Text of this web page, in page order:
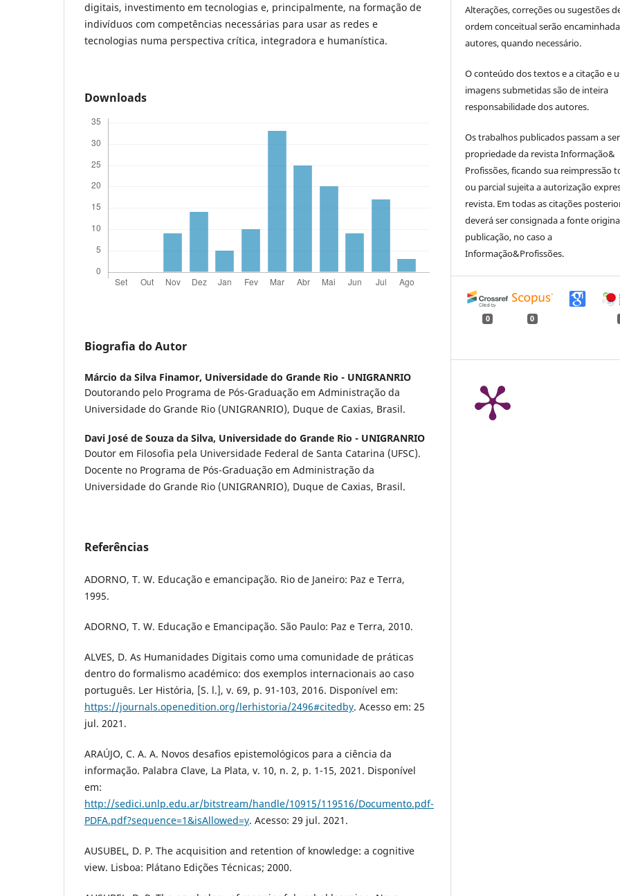
digitais, investimento em tecnologias e, principalmente, na formação de
indivíduos com competências necessárias para usar as redes e
tecnologias numa perspectiva crítica, integradora e humanística.
Downloads
Biografia do Autor
Márcio da Silva Finamor, Universidade do Grande Rio - UNIGRANRIO
Doutorando pelo Programa de Pós-Graduação em Administração da
Universidade do Grande Rio (UNIGRANRIO), Duque de Caxias, Brasil.
Davi José de Souza da Silva, Universidade do Grande Rio - UNIGRANRIO
Doutor em Filosofia pela Universidade Federal de Santa Catarina (UFSC).
Docente no Programa de Pós-Graduação em Administração da
Universidade do Grande Rio (UNIGRANRIO), Duque de Caxias, Brasil.
Referências
ADORNO, T. W. Educação e emancipação. Rio de Janeiro: Paz e Terra,
1995.
ADORNO, T. W. Educação e Emancipação. São Paulo: Paz e Terra, 2010.
ALVES, D. As Humanidades Digitais como uma comunidade de práticas
dentro do formalismo académico: dos exemplos internacionais ao caso
português. Ler História, [S. l.], v. 69, p. 91-103, 2016. Disponível em:
https://journals.openedition.org/lerhistoria/2496#citedby. Acesso em: 25
jul. 2021.
ARAÚJO, C. A. A. Novos desafios epistemológicos para a ciência da
informação. Palabra Clave, La Plata, v. 10, n. 2, p. 1-15, 2021. Disponível
em:
http://sedici.unlp.edu.ar/bitstream/handle/10915/119516/Documento.pdf-
PDFA.pdf?sequence=1&isAllowed=y. Acesso: 29 jul. 2021.
AUSUBEL, D. P. The acquisition and retention of knowledge: a cognitive
view. Lisboa: Plátano Edições Técnicas; 2000.
Alterações, correções ou sugestões
ordem conceitual serão
autores, quando necessário.
O conteúdo dos textos e a citação e
imagens submetidas são de inteira
responsabilidade dos autores.
Os trabalhos publicados passam a ser
propriedade da revista Informação&
Profissões, ficando sua reimpressão
ou parcial sujeita a autorização
revista. Em todas as citações
deverá ser consignada a fonte
publicação, no caso a
Informação&Profissões.
0 0